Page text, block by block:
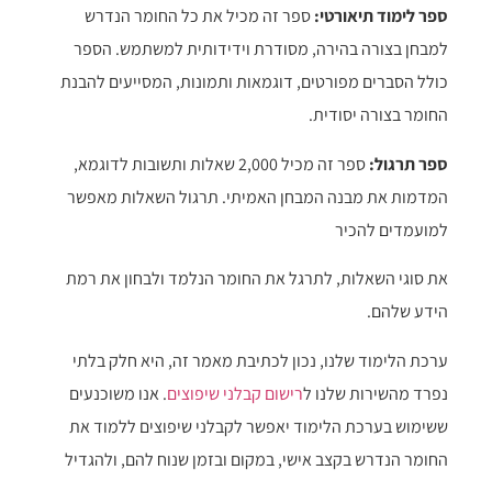
ספר לימוד תיאורטי:ספר זה מכיל את כל החומר הנדרש
למבחן בצורה בהירה, מסודרת וידידותית למשתמש. הספר
כולל הסברים מפורטים, דוגמאות ותמונות, המסייעים להבנת
החומר בצורה יסודית.
ספר תרגול:
ספר זה מכיל 2,000 שאלות ותשובות לדוגמא,
המדמות את מבנה המבחן האמיתי. תרגול השאלות מאפשר
למועמדים להכיר
את סוגי השאלות, לתרגל את החומר הנלמד ולבחון את רמת
הידע שלהם.
ערכת הלימוד שלנו, נכון לכתיבת מאמר זה, היא חלק בלתי
נפרד מהשירות שלנו לרישום קבלני שיפוצים. אנו משוכנעים
ששימוש בערכת הלימוד יאפשר לקבלני שיפוצים ללמוד את
החומר הנדרש בקצב אישי, במקום ובזמן שנוח להם, ולהגדיל